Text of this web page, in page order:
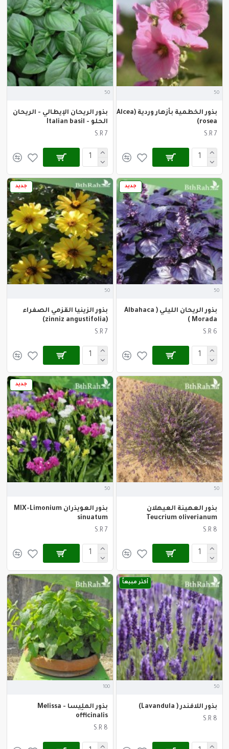
50
بذور الخطمية بأزهار وردية (Alcea
rosea)
S.R 7
50
بذور الريحان الإيطالي - الريحان
الحلو - Italian basil
S.R 7
جديد
50
بذور الريحان الليلي ( ‏Albahaca
Morada )
S.R 6
جديد
50
بذور الزينيا القزمي الصفراء
(zinniz angustifolia)
S.R 7
50
بذور العهينة العيهلان
Teucrium oliverianum
S.R 8
جديد
50
بذور العويذران MIX-Limonium
sinuatum
S.R 7
أكثر مبيعاً
50
بذور اللافندر ( Lavandula)
S.R 8
100
بذور الملِيسا - Melissa
officinalis
S.R 8